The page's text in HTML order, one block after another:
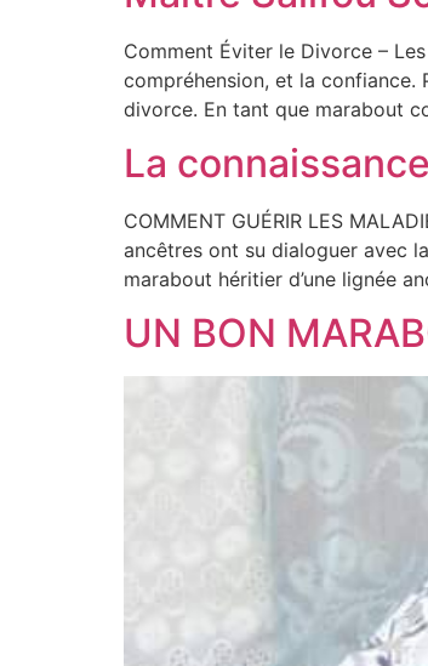
Comment Éviter le Divorce –
compréhension, et la confiance.
divorce. En tant que marabout
La
COMMENT GUÉRIR LES
ancêtres ont su dialoguer avec
marabout héritier d’une lignée
UN BON